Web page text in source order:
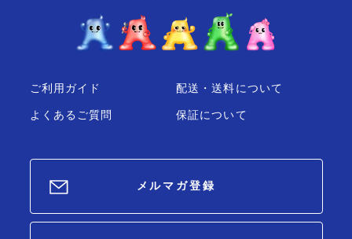
ご利用ガイド
よくあるご質問
配送・送料について
保証について
メルマガ登録